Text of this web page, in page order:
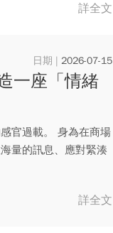
詳全文
2026-07-15
一座「情緒
官過載。 身為在商場
量的訊息、應對緊湊
詳全文